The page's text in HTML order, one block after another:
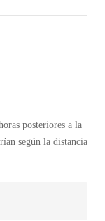
posteriores a la
según la distancia